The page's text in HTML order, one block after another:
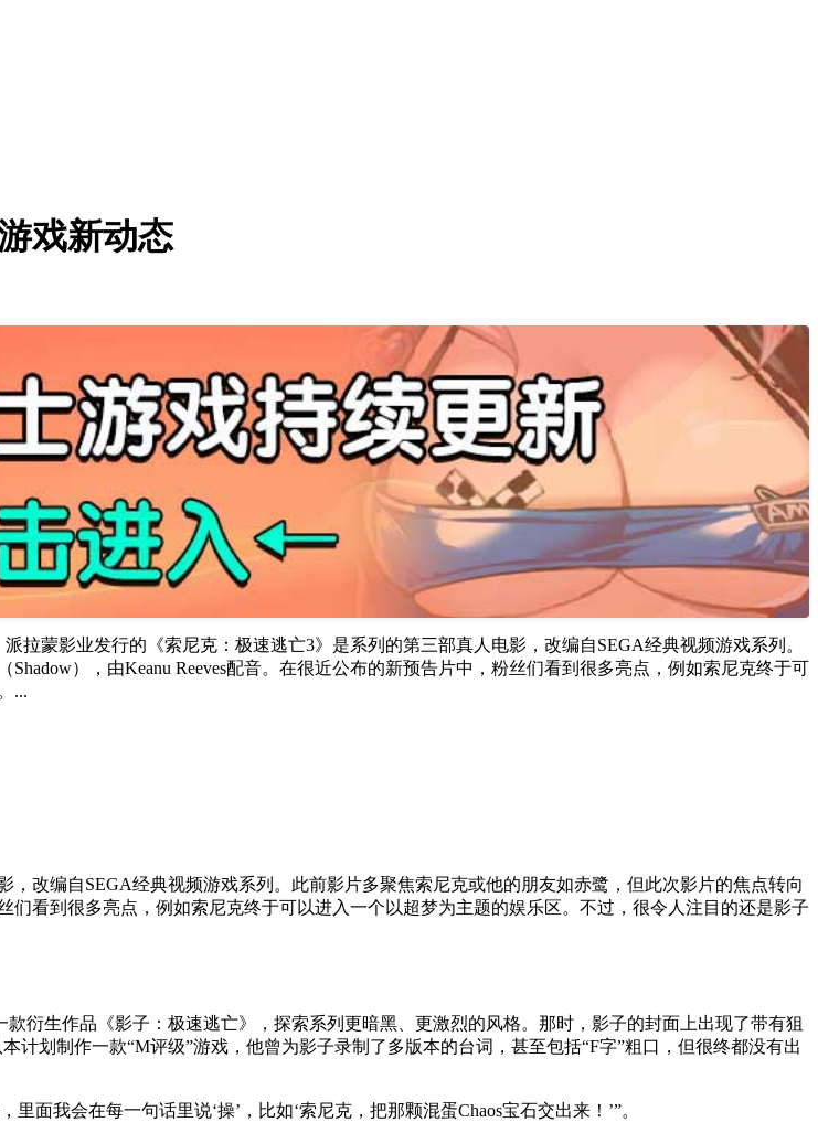
戏新动态
拉蒙影业发行的《索尼克：极速逃亡3》是系列的第三部真人电影，改编自SEGA经典视频游戏系列。
），由Keanu Reeves配音。在很近公布的新预告片中，粉丝们看到很多亮点，例如索尼克终于可
...
，改编自SEGA经典视频游戏系列。此前影片多聚焦索尼克或他的朋友如赤鹭，但此次影片的焦点转向
们看到很多亮点，例如索尼克终于可以进入一个以超梦为主题的娱乐区。不过，很令人注目的还是影子
衍生作品《影子：极速逃亡》，探索系列更暗黑、更激烈的风格。那时，影子的封面上出现了带有狙
计划制作一款“M评级”游戏，他曾为影子录制了多版本的台词，甚至包括“F字”粗口，但很终都没有出
面我会在每一句话里说‘操’，比如‘索尼克，把那颗混蛋Chaos宝石交出来！’”。